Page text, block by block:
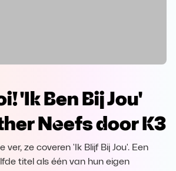
Edge Download
Download
'Ik Ben Bij Jou'
Neefs door K3
ver, ze coveren 'Ik Blijf Bij Jou'. Een
titel als één van hun eigen